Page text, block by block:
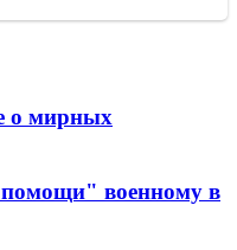
о мирных
военному в